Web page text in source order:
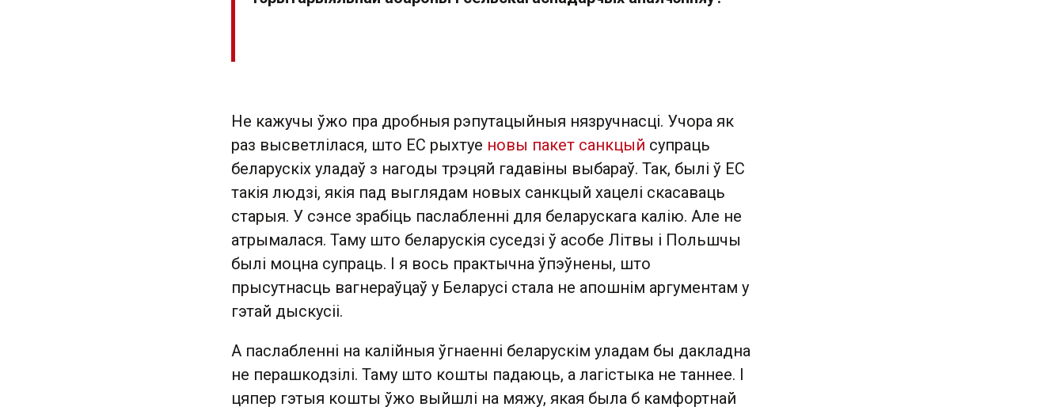
Не кажучы ўжо пра дробныя рэпутацыйныя нязручнасці. Учора як
раз высветлілася, што ЕС рыхтуе новы пакет санкцый супраць
беларускіх уладаў з нагоды трэцяй гадавіны выбараў. Так, былі ў ЕС
такія людзі, якія пад выглядам новых санкцый хацелі скасаваць
старыя. У сэнсе зрабіць паслабленні для беларускага калію. Але не
атрымалася. Таму што беларускія суседзі ў асобе Літвы і Польшчы
былі моцна супраць. І я вось практычна ўпэўнены, што
прысутнасць вагнераўцаў у Беларусі стала не апошнім аргументам у
гэтай дыскусіі.
А паслабленні на калійныя ўгнаенні беларускім уладам бы дакладна
не перашкодзілі. Таму што кошты падаюць, а лагістыка не таннее. І
цяпер гэтыя кошты ўжо выйшлі на мяжу, якая была б камфортнай